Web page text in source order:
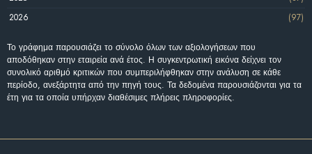
2026
(97)
Το γράφημα παρουσιάζει το σύνολο όλων των αξιολογήσεων που
αποδόθηκαν στην εταιρεία ανά έτος. Η συγκεντρωτική εικόνα δείχνει τον
συνολικό αριθμό κριτικών που συμπεριλήφθηκαν στην ανάλυση σε κάθε
περίοδο, ανεξάρτητα από την πηγή τους. Τα δεδομένα παρουσιάζονται για τα
έτη για τα οποία υπήρχαν διαθέσιμες πλήρεις πληροφορίες.